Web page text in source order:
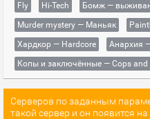
Fly
Hi-Tech
Бомж —
Murder mystery — Маньяк
Хардкор — Hardcore
Анархия
Копы и заключённые — Cops and
Серверов по заданным
такой сервер и он появится на